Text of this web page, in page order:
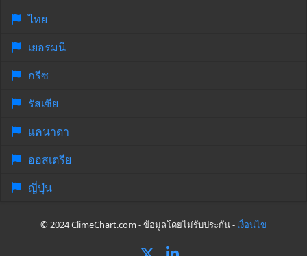
ไทย
เยอรมนี
กรีซ
รัสเซีย
แคนาดา
ออสเตรีย
ญี่ปุ่น
© 2024 ClimeChart.com - ข้อมูลโดยไม่รับประกัน - เงื่อนไข